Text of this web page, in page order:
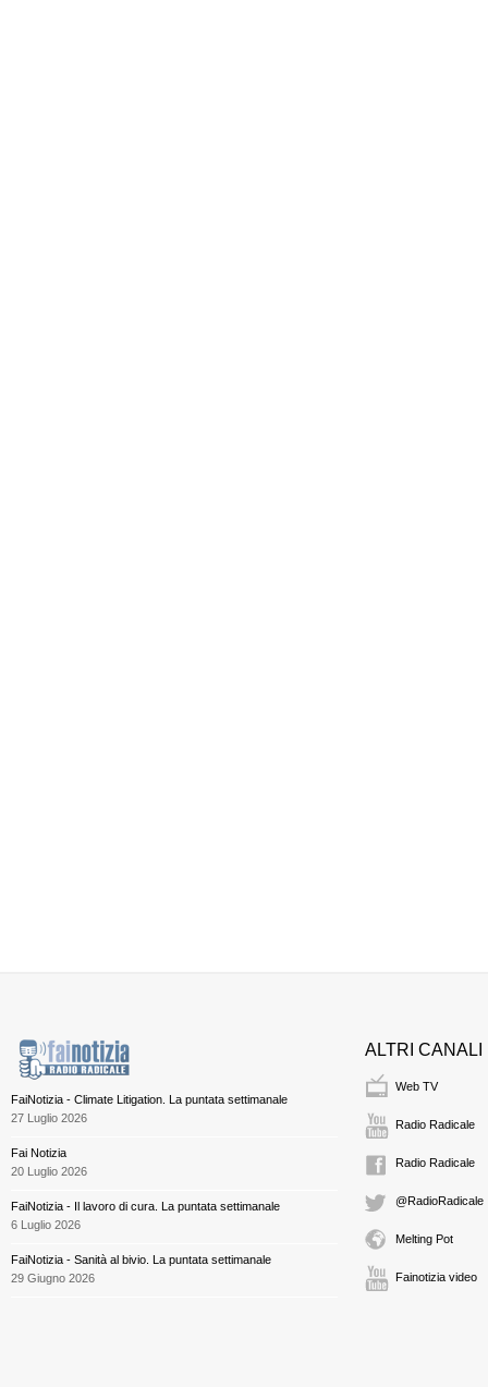
FaiNotizia - Climate Litigation. La puntata settimanale
27 Luglio 2026
Fai Notizia
20 Luglio 2026
FaiNotizia - Il lavoro di cura. La puntata settimanale
6 Luglio 2026
FaiNotizia - Sanità al bivio. La puntata settimanale
29 Giugno 2026
ALTRI CANALI
Web TV
Radio Radicale
Radio Radicale
@RadioRadicale
Melting Pot
Fainotizia video